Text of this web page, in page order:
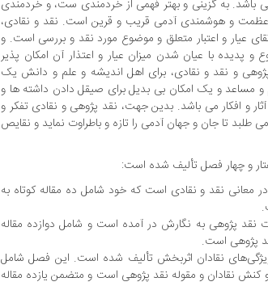
باشد. به گزینی و بهتر فهمی از خردمندی ست، و خردمندی
و هوشمندی آدمی قریب و قرین است. نقد و نقادی،
عیار و اعتبار متعلق و موضوع مورد نقد و بررسی است. و
و پدیده با عیان شدن میزان عیار و اعتذار آن امکان پذیر
پژوهی و نقد و نقادی، برای اهل اندیشه و علم و دانش یک
مساعد و یک امکان بی بدیل برای صیقل دادن داشته ها و
و افکار می باشد. بدین جهت، نقد پژوهی و نقادی تفکر و
تا جان و جهان آدمی را تازه و باطراوت نماید و نقایص
و چهار فصل تألیف شده است:
معانی نقد و نقادی است که خود شامل ده مقاله کوتاه به
نقد پژوهی به نگارش در آمده است و شامل دوازده مقاله
پژوهی است.
نقادان اثربخش تألیف شده است. این فصل شامل
نقادان و مقوله نقد پژوهی است و متضمن یازده مقاله